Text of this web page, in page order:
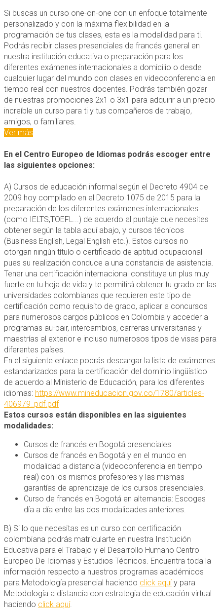
Si buscas un curso one-on-one con un enfoque totalmente
personalizado y con la máxima flexibilidad en la
programación de tus clases, esta es la modalidad para ti.
Podrás recibir clases presenciales de francés general en
nuestra institución educativa o preparación para los
diferentes exámenes internacionales a domicilio o desde
cualquier lugar del mundo con clases en videoconferencia en
tiempo real con nuestros docentes. Podrás también gozar
de nuestras promociones 2x1 o 3x1 para adquirir a un precio
increíble un curso para ti y tus compañeros de trabajo,
amigos, o familiares.
Ver más
En el Centro Europeo de Idiomas podrás escoger entre
las siguientes opciones:
A) Cursos de educación informal según el Decreto 4904 de
2009 hoy compilado en el Decreto 1075 de 2015 para la
preparación de los diferentes exámenes internacionales
(como IELTS,TOEFL...) de acuerdo al puntaje que necesites
obtener según la tabla aquí abajo, y cursos técnicos
(Business English, Legal English etc.). Estos cursos no
otorgan ningún título o certificado de aptitud ocupacional
pues su realización conduce a una constancia de asistencia.
Tener una certificación internacional constituye un plus muy
fuerte en tu hoja de vida y te permitirá obtener tu grado en las
universidades colombianas que requieren este tipo de
certificación como requisito de grado, aplicar a concursos
para numerosos cargos públicos en Colombia y acceder a
programas au-pair, intercambios, carreras universitarias y
maestrías al exterior e incluso numerosos tipos de visas para
diferentes países.
En el siguiente enlace podrás descargar la lista de exámenes
estandarizados para la certificación del dominio lingüístico
de acuerdo al Ministerio de Educación, para los diferentes
idiomas: https://www.mineducacion.gov.co/1780/articles-
406979_pdf.pdf
Estos cursos están disponibles en las siguientes
modalidades:
Cursos de francés en Bogotá presenciales
Cursos de francés en Bogotá y en el mundo en
modalidad a distancia (videoconferencia en tiempo
real) con los mismos profesores y las mismas
garantías de aprendizaje de los cursos presenciales.
Curso de francés en Bogotá en alternancia: Escoges
día a día entre las dos modalidades anteriores.
B) Si lo que necesitas es un curso con certificación
colombiana podrás matricularte en nuestra Institución
Educativa para el Trabajo y el Desarrollo Humano Centro
Europeo De Idiomas y Estudios Técnicos. Encuentra toda la
información respecto a nuestros programas académicos
para Metodología presencial haciendo click aquíy para
Metodología a distancia con estrategia de educación virtual
haciendo click aquí.